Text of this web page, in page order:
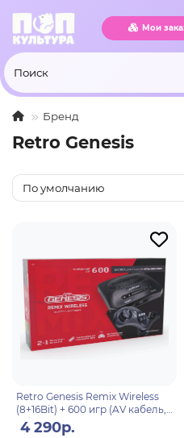
Мои
Бренд
Retro Genesis
Retro Genesis Remix Wireless
(8+16Bit) + 600 игр (AV кабель,
2 беспроводных джойстика)
4 290р.